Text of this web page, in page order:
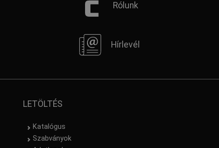
Rólunk
Hírlevél
LETÖLTÉS
Katalógus
Szabványok